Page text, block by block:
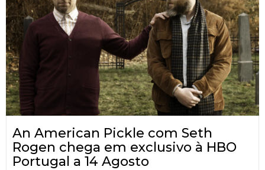
An American Pickle com Seth
Rogen chega em exclusivo à HBO
Portugal a 14 Agosto